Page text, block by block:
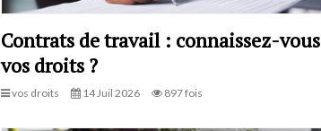
Contrats de travail : connaissez-vous
vos droits ?
vos droits 14 Juil 2026 897 fois